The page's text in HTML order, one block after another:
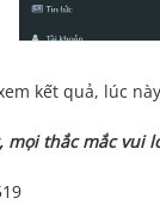
kết quả, lúc
thắc mắc vui